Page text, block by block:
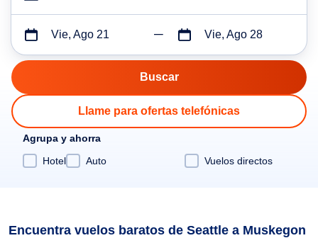
Vie, Ago 21 Vie, Ago 28
Llame para ofertas telefónicas
Agrupa y ahorra
Hotel
Auto Vuelos directos
Encuentra vuelos baratos de Seattle a Muskegon